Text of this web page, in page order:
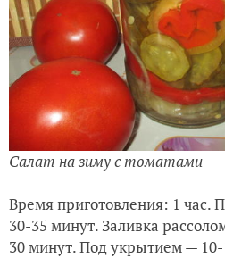
Салат на зиму с томатами
Время приготовления: 1 час.
30-35 минут. Заливка
30 минут. Под укрытием — 10-